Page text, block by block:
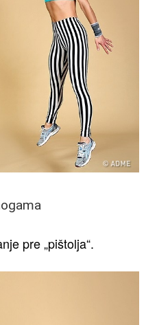
pre „pištolja“.